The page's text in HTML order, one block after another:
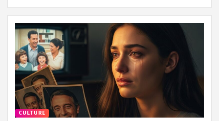
CULTURE